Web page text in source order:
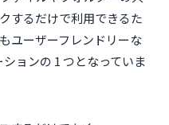
するだけで利用できるた
ユーザーフレンドリーな
ョンの 1 つとなっていま